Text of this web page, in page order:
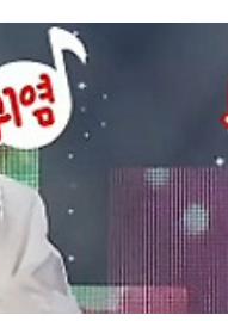
울리는 절절한 무대를 선보였습
큐피트 화살이 가슴을 뚫고 사랑
어가네 나 당신 사랑해도 될까요
세상이 온통 그대 하나로 변해 버
로 올려졌네 생각하면 덧없는 꿈